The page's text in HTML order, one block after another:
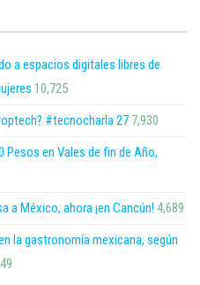
a espacios digitales libres de
10,725
#tecnocharla 27 7,930
Pesos en Vales de fin de Año,
a México, ahora ¡en Cancún! 4,689
la gastronomía mexicana, según